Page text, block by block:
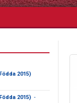
2015)
2015) -